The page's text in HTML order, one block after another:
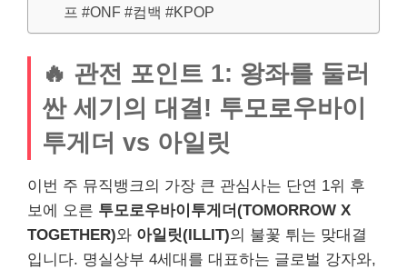
프 #ONF #컴백 #KPOP
🔥 관전 포인트 1: 왕좌를 둘러
싼 세기의 대결! 투모로우바이
투게더 vs 아일릿
이번 주 뮤직뱅크의 가장 큰 관심사는 단연 1위 후
보에 오른 투모로우바이투게더(TOMORROW X
TOGETHER)와 아일릿(ILLIT)의 불꽃 튀는 맞대결
입니다. 명실상부 4세대를 대표하는 글로벌 강자와,